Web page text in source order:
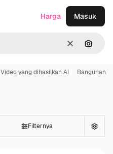
Jernih
Harga Masuk
Video yang dihasilkan AI Bangunan
Filternya